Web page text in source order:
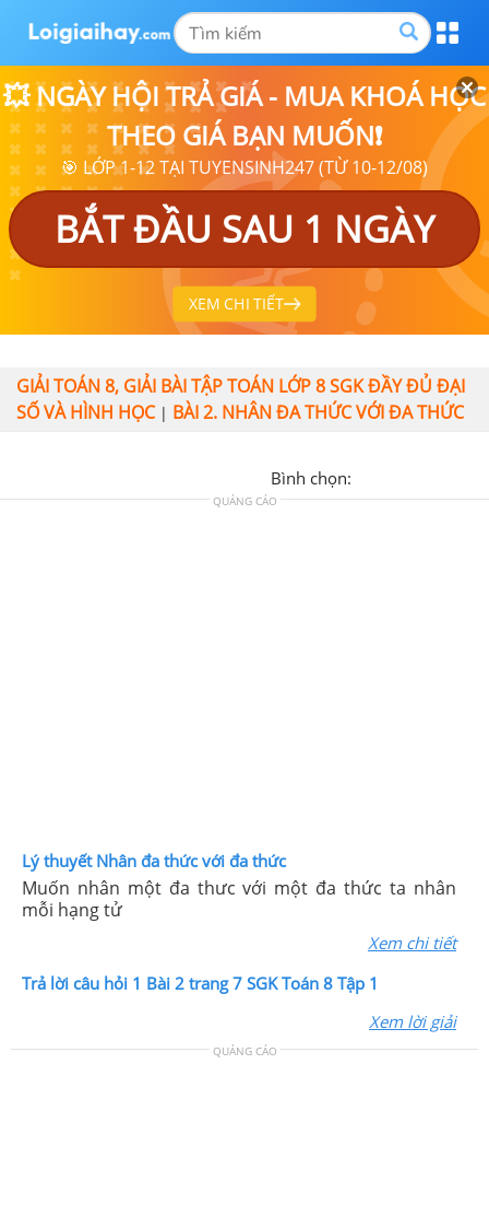
💥 NGÀY HỘI TRẢ GIÁ - MUA KHOÁ HỌC
THEO GIÁ BẠN MUỐN❗
🎯 LỚP 1-12 TẠI TUYENSINH247 (TỪ 10-12/08)
BẮT ĐẦU SAU 1 NGÀY
XEM CHI TIẾT
GIẢI TOÁN 8, GIẢI BÀI TẬP TOÁN LỚP 8 SGK ĐẦY ĐỦ ĐẠI
SỐ VÀ HÌNH HỌC| BÀI 2. NHÂN ĐA THỨC VỚI ĐA THỨC
Bình chọn:
QUẢNG CÁO
Lý thuyết Nhân đa thức với đa thức
Muốn nhân một đa thưc với một đa thức ta nhân
mỗi hạng tử
Xem chi tiết
Trả lời câu hỏi 1 Bài 2 trang 7 SGK Toán 8 Tập 1
Xem lời giải
QUẢNG CÁO